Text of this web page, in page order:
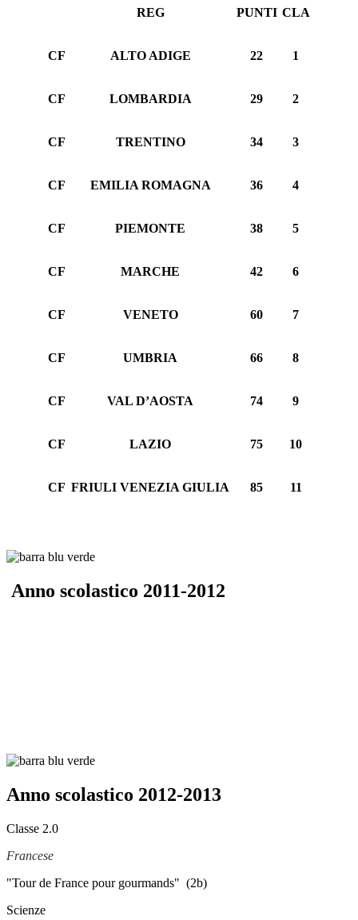
REG PUNTI CLA
CF ALTO ADIGE 22 1
CF LOMBARDIA 29 2
CF TRENTINO 34 3
CF EMILIA ROMAGNA 36 4
CF PIEMONTE 38 5
CF MARCHE 42 6
CF VENETO 60 7
CF UMBRIA 66 8
CF VAL D’AOSTA 74 9
CF LAZIO 75 10
CF FRIULI VENEZIA GIULIA 85 11
Anno scolastico 2011-2012
Anno scolastico 2012-2013
Classe 2.0
Francese
"Tour de France pour gourmands" (2b)
Scienze